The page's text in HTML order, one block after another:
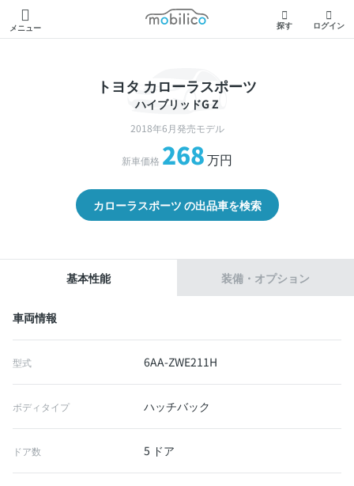
メニュー
モビリコ
探す ログイン
トヨタ カローラスポーツ
ハイブリッドG Z
2018年6月発売モデル
新車価格 268万円
カローラスポーツ の出品車を検索
基本性能 装備・オプション
車両情報
型式 6AA-ZWE211H
ボディタイプ ハッチバック
ドア数 5 ドア